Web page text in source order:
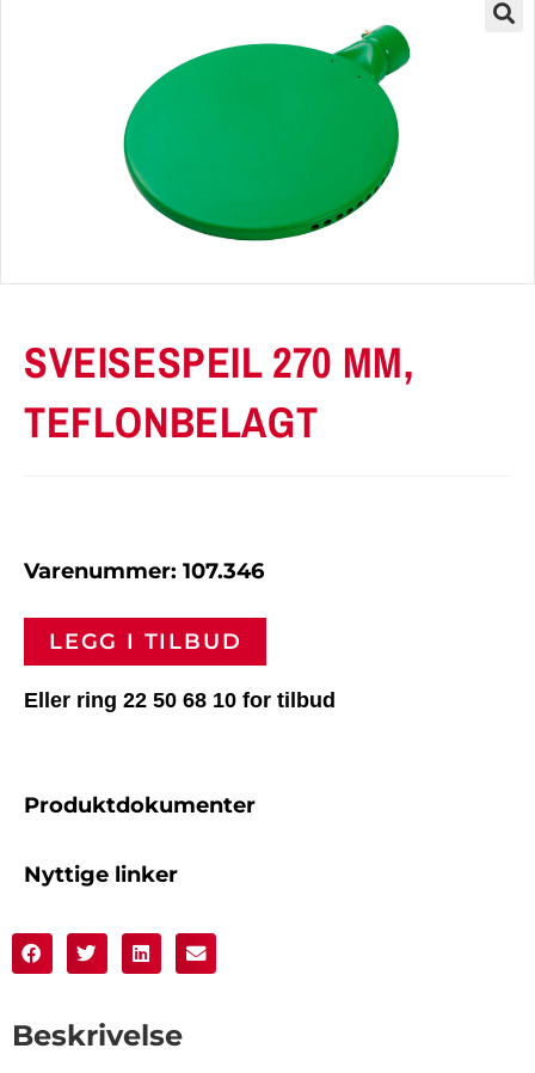
SVEISESPEIL 270 MM,
TEFLONBELAGT
Varenummer: 107.346
LEGG I TILBUD
Eller ring 22 50 68 10 for tilbud
Produktdokumenter
Nyttige linker
Beskrivelse